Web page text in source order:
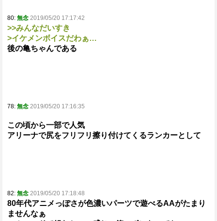
80: 無念 2019/05/20 17:17:42
>>みんなだいすき
>イケメンボイスだわぁ…
後の亀ちゃんである
78: 無念 2019/05/20 17:16:35
この頃から一部で人気
アリーナで尻をフリフリ擦り付けてくるランカーとして
82: 無念 2019/05/20 17:18:48
80年代アニメっぽさが色濃いパーツで遊べるAAがたまり
ませんなぁ